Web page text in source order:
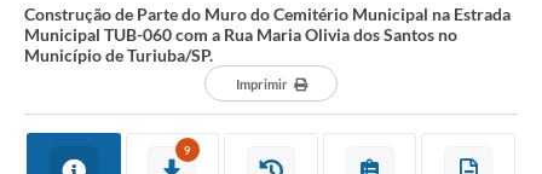
Construção de Parte do Muro do Cemitério Municipal na Estrada
Municipal TUB-060 com a Rua Maria Olivia dos Santos no
Município de Turiuba/SP.
Imprimir
9